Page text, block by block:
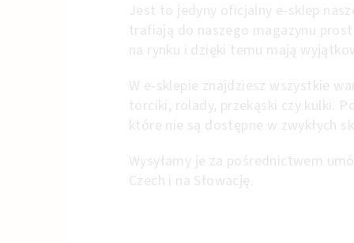
Jest to jedyny oficjalny e-sklep
trafiają do naszego magazynu
na rynku i dzięki temu mają
W e-sklepie znajdziesz wszystkie
torciki, rolady, przekąski czy kulki.
które nie są dostępne w zwykłych
Wysyłamy je za pośrednictwem
Czech i na Słowację.